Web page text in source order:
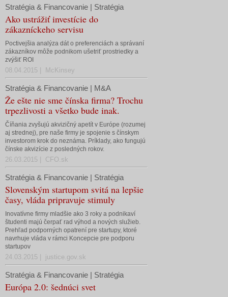
Stratégia & Financovanie | Stratégia
Ako ustrážiť investície do
zákazníckeho servisu
Poctivejšia analýza dát o preferenciách a správaní
zákazníkov môže podnikom ušetriť prostriedky a
zvýšiť ROI
08.04.2015 | McKinsey
Stratégia & Financovanie | M&A
Že ešte nie sme čínska firma? Trochu
trpezlivosti a všetko bude inak.
Číňania zvyšujú akvizičný apetít v Európe (rozumej
aj strednej), pre naše firmy je spojenie s čínskym
investorom krok do neznáma. Príklady, ako fungujú
čínske akvizície z posledných rokov.
26.03.2015 | CFO.sk
Stratégia & Financovanie | Stratégia
Slovenským startupom svitá na lepšie
časy, vláda pripravuje stimuly
Inovatívne firmy mladšie ako 3 roky a podnikaví
študenti majú čerpať rad výhod a nových služieb.
Prehľad podporných opatrení pre startupy, ktoré
navrhuje vláda v rámci Koncepcie pre podporu
startupov
24.03.2015 | justice.gov.sk
Stratégia & Financovanie | Stratégia
Európa 2.0: šednúci svet